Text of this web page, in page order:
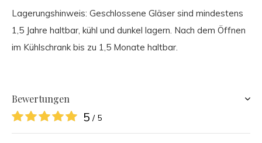
Lagerungshinweis: Geschlossene Gläser sind mindestens
1,5 Jahre haltbar, kühl und dunkel lagern. Nach dem Öffnen
im Kühlschrank bis zu 1,5 Monate haltbar.
Bewertungen
5 / 5